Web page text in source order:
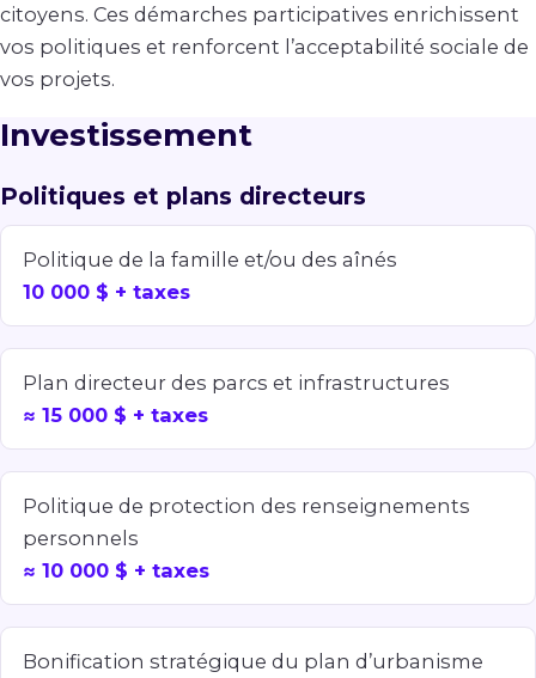
citoyens. Ces démarches participatives enrichissent
vos politiques et renforcent l’acceptabilité sociale de
vos projets.
Investissement
Politiques et plans directeurs
Politique de la famille et/ou des aînés
10 000 $ + taxes
Plan directeur des parcs et infrastructures
≈ 15 000 $ + taxes
Politique de protection des renseignements
personnels
≈ 10 000 $ + taxes
Bonification stratégique du plan d’urbanisme